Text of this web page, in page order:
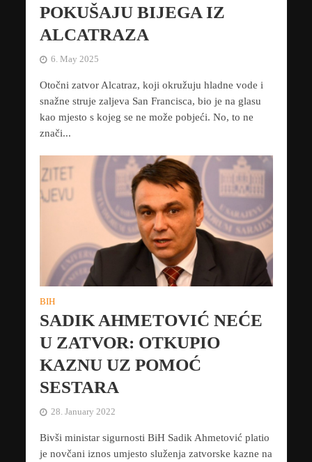
POKUŠAJU BIJEGA IZ
ALCATRAZA
6. May 2025
Otočni zatvor Alcatraz, koji okružuju hladne vode i
snažne struje zaljeva San Francisca, bio je na glasu
kao mjesto s kojeg se ne može pobjeći. No, to ne
znači...
BIH
SADIK AHMETOVIĆ NEĆE
U ZATVOR: OTKUPIO
KAZNU UZ POMOĆ
SESTARA
28. January 2022
Bivši ministar sigurnosti BiH Sadik Ahmetović platio
je novčani iznos umjesto služenja zatvorske kazne na